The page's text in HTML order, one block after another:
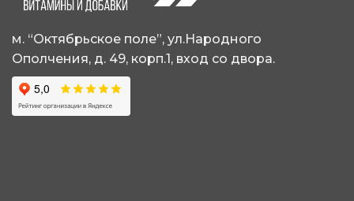
товара.
товара.
м. “Октябрьское поле”, ул.Народного
Ополчения, д. 49, корп.1, вход со двора.